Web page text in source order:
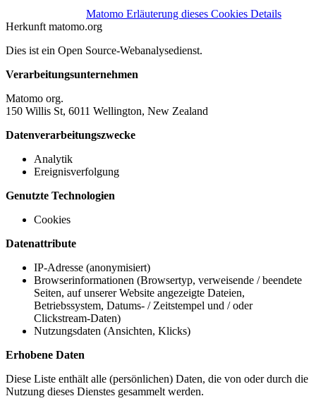
Matomo Erläuterung dieses Cookies Details
Herkunft matomo.org
Dies ist ein Open Source-Webanalysedienst.
Verarbeitungsunternehmen
Matomo org.
150 Willis St, 6011 Wellington, New Zealand
Datenverarbeitungszwecke
Analytik
Ereignisverfolgung
Genutzte Technologien
Cookies
Datenattribute
IP-Adresse (anonymisiert)
Browserinformationen (Browsertyp, verweisende / beendete
Seiten, auf unserer Website angezeigte Dateien,
Betriebssystem, Datums- / Zeitstempel und / oder
Clickstream-Daten)
Nutzungsdaten (Ansichten, Klicks)
Erhobene Daten
Diese Liste enthält alle (persönlichen) Daten, die von oder durch die
Nutzung dieses Dienstes gesammelt werden.